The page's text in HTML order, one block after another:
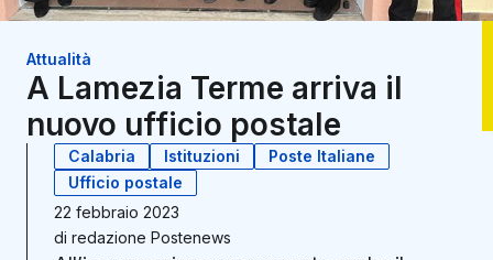
Attualità
A Lamezia Terme arriva il
nuovo ufficio postale
Calabria Istituzioni
Poste Italiane
Ufficio postale
22 febbraio 2023
di redazione Postenews